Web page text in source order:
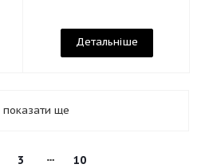
Детальніше
показати ще
3 10